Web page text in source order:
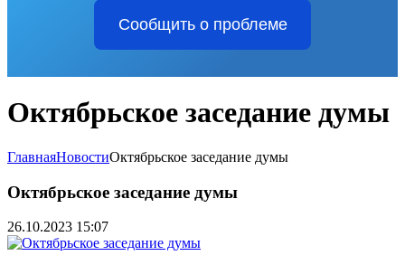
Сообщить о проблеме
Октябрьское заседание думы
ГлавнаяНовостиОктябрьское заседание думы
Октябрьское заседание думы
26.10.2023 15:07